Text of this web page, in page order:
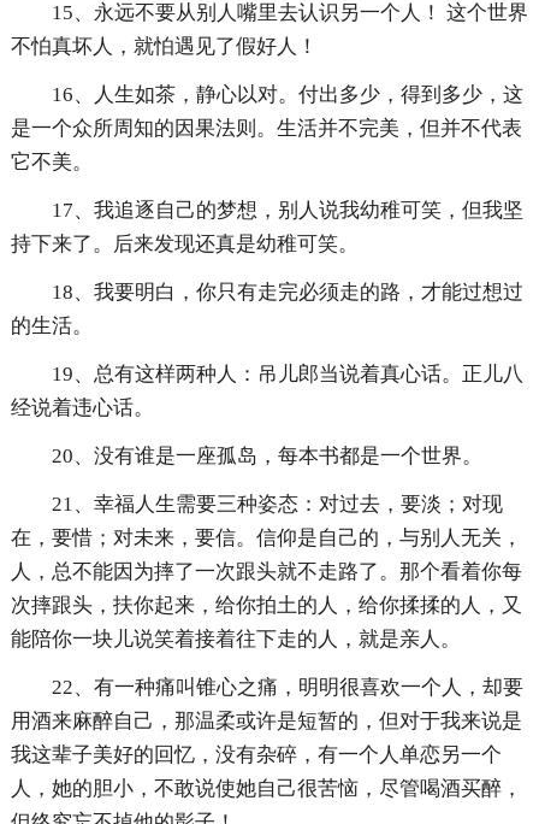
15、永远不要从别人嘴里去认识另一个人！ 这个世界
不怕真坏人，就怕遇见了假好人！
16、人生如茶，静心以对。付出多少，得到多少，这
是一个众所周知的因果法则。生活并不完美，但并不代表
它不美。
17、我追逐自己的梦想，别人说我幼稚可笑，但我坚
持下来了。后来发现还真是幼稚可笑。
18、我要明白，你只有走完必须走的路，才能过想过
的生活。
19、总有这样两种人：吊儿郎当说着真心话。正儿八
经说着违心话。
20、没有谁是一座孤岛，每本书都是一个世界。
21、幸福人生需要三种姿态：对过去，要淡；对现
在，要惜；对未来，要信。信仰是自己的，与别人无关，
人，总不能因为摔了一次跟头就不走路了。那个看着你每
次摔跟头，扶你起来，给你拍土的人，给你揉揉的人，又
能陪你一块儿说笑着接着往下走的人，就是亲人。
22、有一种痛叫锥心之痛，明明很喜欢一个人，却要
用酒来麻醉自己，那温柔或许是短暂的，但对于我来说是
我这辈子美好的回忆，没有杂碎，有一个人单恋另一个
人，她的胆小，不敢说使她自己很苦恼，尽管喝酒买醉，